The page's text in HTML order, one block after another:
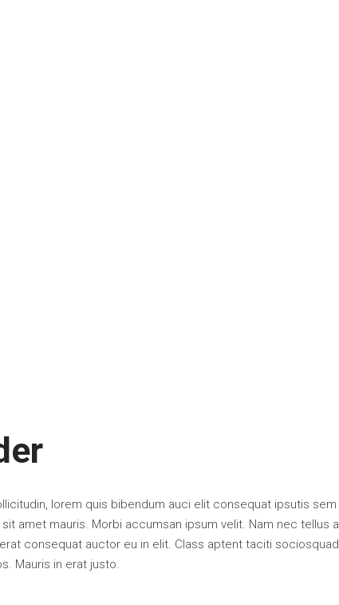
lorem quis bibendum auci elit consequat ipsutis sem
amet mauris. Morbi accumsan ipsum velit. Nam nec tellus a
consequat auctor eu in elit. Class aptent taciti sociosquad
Mauris in erat justo.